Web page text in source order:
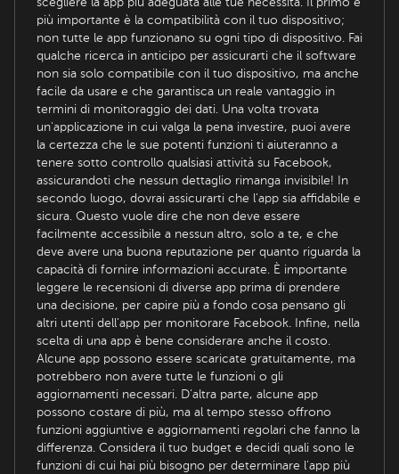
scegliere la app più adeguata alle tue necessità. Il primo e
più importante è la compatibilità con il tuo dispositivo;
non tutte le app funzionano su ogni tipo di dispositivo. Fai
qualche ricerca in anticipo per assicurarti che il software
non sia solo compatibile con il tuo dispositivo, ma anche
facile da usare e che garantisca un reale vantaggio in
termini di monitoraggio dei dati. Una volta trovata
un'applicazione in cui valga la pena investire, puoi avere
la certezza che le sue potenti funzioni ti aiuteranno a
tenere sotto controllo qualsiasi attività su Facebook,
assicurandoti che nessun dettaglio rimanga invisibile! In
secondo luogo, dovrai assicurarti che l'app sia affidabile e
sicura. Questo vuole dire che non deve essere
facilmente accessibile a nessun altro, solo a te, e che
deve avere una buona reputazione per quanto riguarda la
capacità di fornire informazioni accurate. È importante
leggere le recensioni di diverse app prima di prendere
una decisione, per capire più a fondo cosa pensano gli
altri utenti dell'app per monitorare Facebook. Infine, nella
scelta di una app è bene considerare anche il costo.
Alcune app possono essere scaricate gratuitamente, ma
potrebbero non avere tutte le funzioni o gli
aggiornamenti necessari. D'altra parte, alcune app
possono costare di più, ma al tempo stesso offrono
funzioni aggiuntive e aggiornamenti regolari che fanno la
differenza. Considera il tuo budget e decidi quali sono le
funzioni di cui hai più bisogno per determinare l'app più